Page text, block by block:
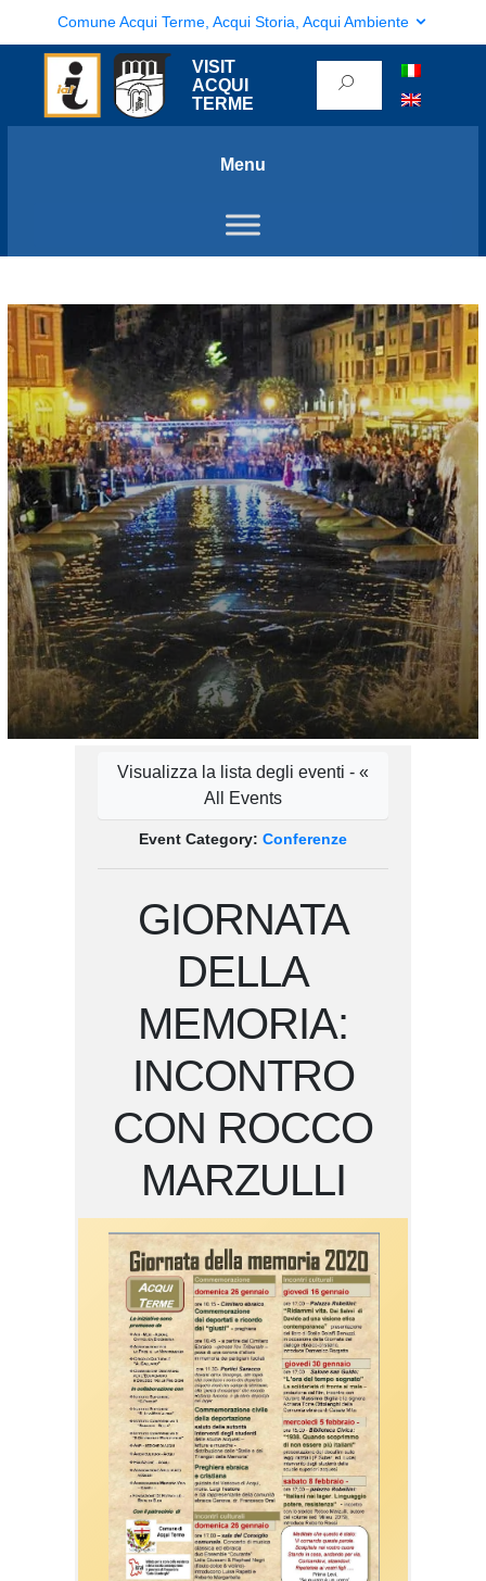
Comune Acqui Terme, Acqui Storia, Acqui Ambiente
VISIT
ACQUI
TERME
Menu
Visualizza la lista degli eventi - «
All Events
Event Category: Conferenze
GIORNATA
DELLA
MEMORIA:
INCONTRO
CON ROCCO
MARZULLI